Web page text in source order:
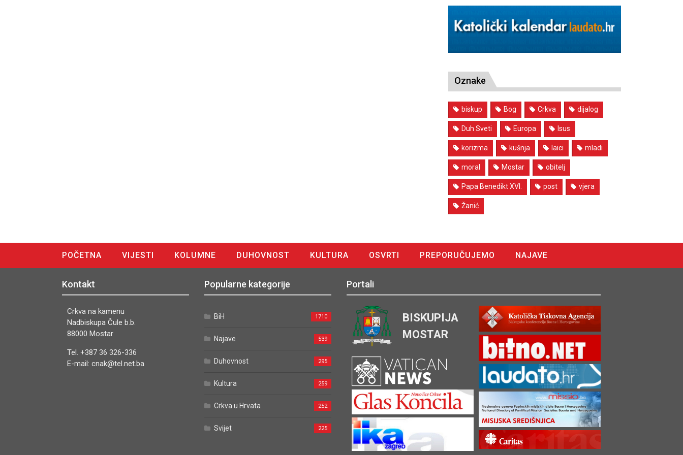
Oznake
biskup Bog Crkva dijalog
Duh Sveti Europa Isus
korizma kušnja laici mladi
moral Mostar obitelj
Papa Benedikt XVI. post vjera
Žanić
POČETNA VIJESTI KOLUMNE DUHOVNOST KULTURA OSVRTI PREPORUČUJEMO
NAJAVE
Kontakt
Crkva na kamenu
Nadbiskupa Čule b.b.
88000 Mostar
Tel. +387 36 326-336
E-mail: cnak@tel.net.ba
Popularne kategorije
BiH 1710
Najave 539
Duhovnost 295
Kultura 259
Crkva u Hrvata 252
Svijet 225
Portali
BISKUPIJA
MOSTAR